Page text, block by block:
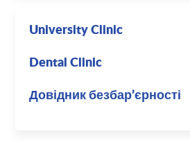
University Clinic
Dental Clinic
Довідник безбар’єрності